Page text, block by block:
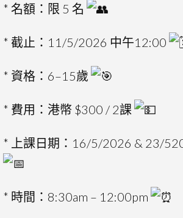
* 名額：限 5 名
* 截止：11/5/2026 中午12:00
* 資格：6–15歲
* 費用：港幣 $300 / 2課
* 上課日期：16/5/2026 & 23/
* 時間：8:30am – 12:00pm